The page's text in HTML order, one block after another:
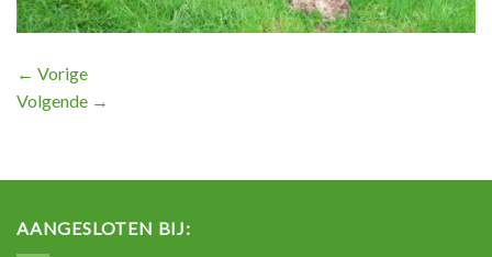
← Vorige
Volgende →
AANGESLOTEN BIJ: